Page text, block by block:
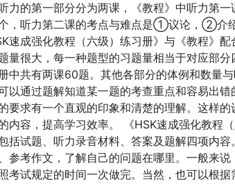
力的第一部分分为两课，《教程》中听力
，听力第二课的考点与难点是①议论，②介
速成强化教程（六级）练习册》与《教程》
量很大，每一种题型的习题量相当于对应部
中共有两课60题。其他各部分的体例和数量
以通过题解知道某一题的考查重点和容易出
要求有一个直观的印象和清楚的理解。这样
内容，提高学习效率。 《HSK速成强化教程
括试题、听力录音材料、答案及题解四项内
参考作文，了解自己的问题在哪里。一般来
考试规定的时间一次做完。当然，也可以根据